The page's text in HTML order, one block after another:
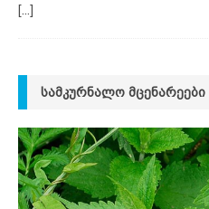
[...]
ᲡᲐᲛᲙᲣᲠᲜᲐᲚᲝ ᲛᲪᲔᲜᲐᲠᲔᲔᲑᲘ